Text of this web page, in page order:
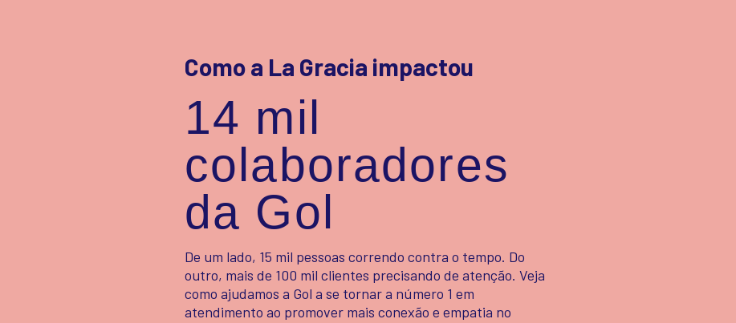
Como a La Gracia impactou
14 mil
colaboradores
da Gol
De um lado, 15 mil pessoas correndo contra o tempo. Do
outro, mais de 100 mil clientes precisando de atenção. Veja
como ajudamos a Gol a se tornar a número 1 em
atendimento ao promover mais conexão e empatia no